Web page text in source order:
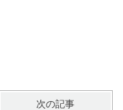
次の記事